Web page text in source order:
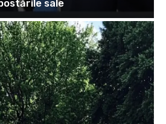
sale